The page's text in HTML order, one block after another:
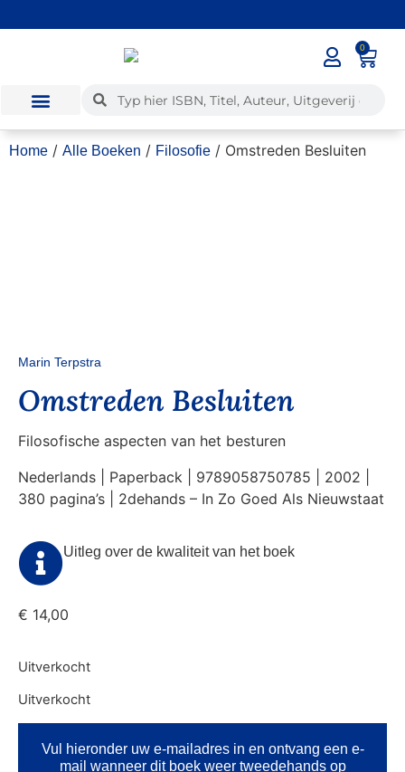
0
Home / Alle Boeken / Filosofie / Omstreden Besluiten
Marin Terpstra
Omstreden Besluiten
Filosofische aspecten van het besturen
Nederlands | Paperback | 9789058750785 | 2002 |
380 pagina’s | 2dehands – In Zo Goed Als Nieuwstaat
Uitleg over de kwaliteit van het boek
€ 14,00
Uitverkocht
Uitverkocht
Vul hieronder uw e-mailadres in en ontvang een e-
mail wanneer dit boek weer tweedehands op